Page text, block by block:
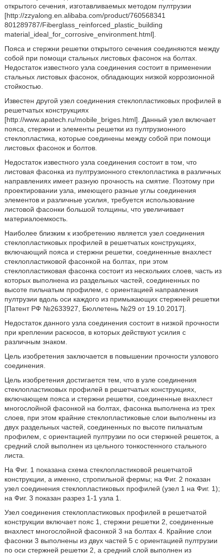
открытого сечения, изготавливаемых методом пултрузии
[http://zzyalong.en.alibaba.com/product/760568341
801289787/Fiberglass_reinforced_plastic_building
material_ideal_for_corrosive_environment.html].
Пояса и стержни решетки открытого сечения соединяются между
собой при помощи стальных листовых фасонок на болтах.
Недостаток известного узла соединения состоит в применении
стальных листовых фасонок, обладающих низкой коррозионной
стойкостью.
Известен другой узел соединения стеклопластиковых профилей в
решетчатых конструкциях
[http://www.apatech.ru/mobile_briges.html]. Данный узел включает
пояса, стержни и элементы решетки из пултрузионного
стеклопластика, которые соединены между собой при помощи
листовых фасонок и болтов.
Недостаток известного узла соединения состоит в том, что
листовая фасонка из пултрузионного стеклопластика в различных
направлениях имеет разную прочность на смятие. Поэтому при
проектировании узла, имеющего разные углы соединения
элементов и различные усилия, требуется использование
листовой фасонки большой толщины, что увеличивает
материалоемкость.
Наиболее близким к изобретению является узел соединения
стеклопластиковых профилей в решетчатых конструкциях,
включающий пояса и стержни решетки, соединенные внахлест
стеклопластиковой фасонкой на болтах, при этом
стеклопластиковая фасонка состоит из нескольких слоев, часть из
которых выполнена из раздельных частей, соединенных по
высоте пильчатым профилем, с ориентацией направления
пултрузии вдоль оси каждого из примыкающих стержней решетки
[Патент РФ №2633927, Бюллетень №29 от 19.10.2017].
Недостаток данного узла соединения состоит в низкой прочности
при креплении раскосов, в которых действуют усилия с
различным знаком.
Цель изобретения заключается в повышении прочности узлового
соединения.
Цель изобретения достигается тем, что в узле соединения
стеклопластиковых профилей в решетчатых конструкциях,
включающем пояса и стержни решетки, соединенные внахлест
многослойной фасонкой на болтах, фасонка выполнена из трех
слоев, при этом крайние стеклопластиковые слои выполнены из
двух раздельных частей, соединенных по высоте пильчатым
профилем, с ориентацией пултрузии по оси стержней решеток, а
средний слой выполнен из цельного тонкостенного стального
листа.
На Фиг. 1 показана схема стеклопластиковой решетчатой
конструкции, а именно, стропильной фермы; на Фиг. 2 показан
узел соединения стеклопластиковых профилей (узел 1 на Фиг. 1);
на Фиг. 3 показан разрез 1-1 узла 1.
Узел соединения стеклопластиковых профилей в решетчатой
конструкции включает пояс 1, стержни решетки 2, соединенные
внахлест многослойной фасонкой 3 на болтах 4. Крайние слои
фасонки 3 выполнены из двух частей 5 с ориентацией пултрузии
по оси стержней решетки 2, а средний слой выполнен из